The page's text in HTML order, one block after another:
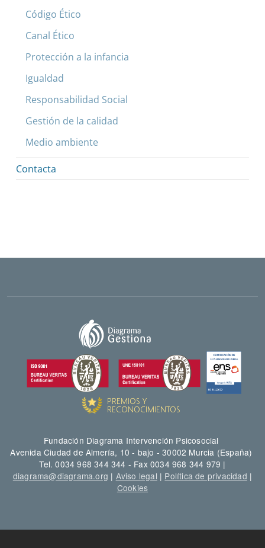
Código Ético
Canal Ético
Protección a la infancia
Igualdad
Responsabilidad Social
Gestión de la calidad
Medio ambiente
Contacta
Fundación Diagrama Intervención Psicosocial
Avenida Ciudad de Almería, 10 - bajo - 30002 Murcia (España)
Tel. 0034 968 344 344 - Fax 0034 968 344 979 |
diagrama@diagrama.org | Aviso legal | Política de privacidad |
Cookies